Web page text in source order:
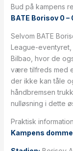
Bud på kampens
BATE Borisov 0
Selvom BATE
League-
Bilbao, hvor de
være tilfreds med
der ikke kan tåle
håndbremsen
nulløsning i dette
Praktisk
Kampens